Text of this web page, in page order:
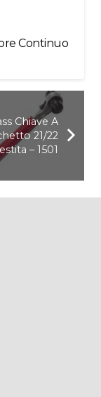
Continuo
Chiave A
21/22
– 1501